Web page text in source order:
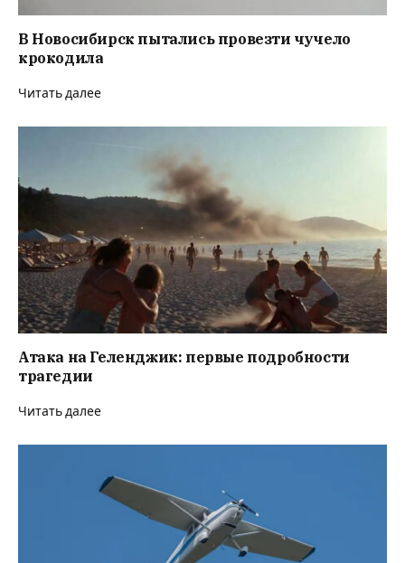
В Новосибирск пытались провезти чучело
крокодила
Читать далее
Атака на Геленджик: первые подробности
трагедии
Читать далее